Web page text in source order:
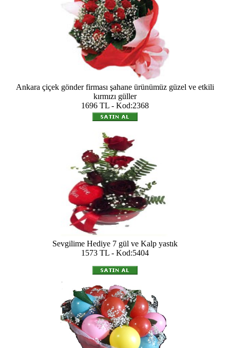
Ankara çiçek gönder firması şahane ürünümüz güzel ve etkili
kırmızı güller
1696 TL - Kod:2368
Sevgilime Hediye 7 gül ve Kalp yastık
1573 TL - Kod:5404